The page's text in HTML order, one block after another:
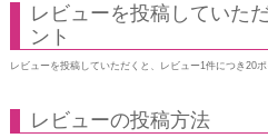
レビューを投稿していた
ント
レビューを投稿していただくと、レビュー1件につき20
レビューの投稿方法